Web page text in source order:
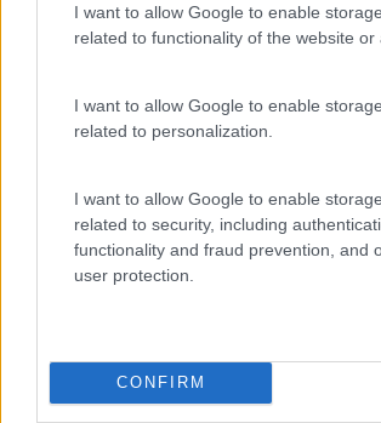
I want to allow Google to enable storage
related to functionality of the website or
I want to allow Google to enable storage
related to personalization.
I want to allow Google to enable storage
related to security, including
functionality and fraud prevention, and
user protection.
CONFIRM
Formações
ao seu negócio
FORMAÇÕES À